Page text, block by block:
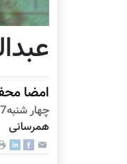
امضا
چهار شنبه7 نوامبر 2012
همرسانی